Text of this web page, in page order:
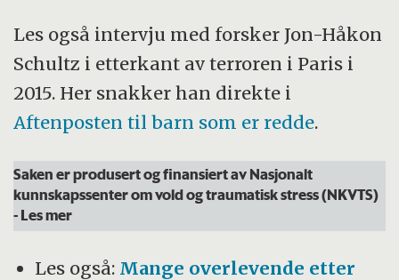
Les også intervju med forsker Jon-Håkon
Schultz i etterkant av terroren i Paris i
2015. Her snakker han direkte i
Aftenposten til barn som er redde.
Saken er produsert og finansiert av Nasjonalt
kunnskapssenter om vold og traumatisk stress (NKVTS)
- Les mer
Les også: Mange overlevende etter